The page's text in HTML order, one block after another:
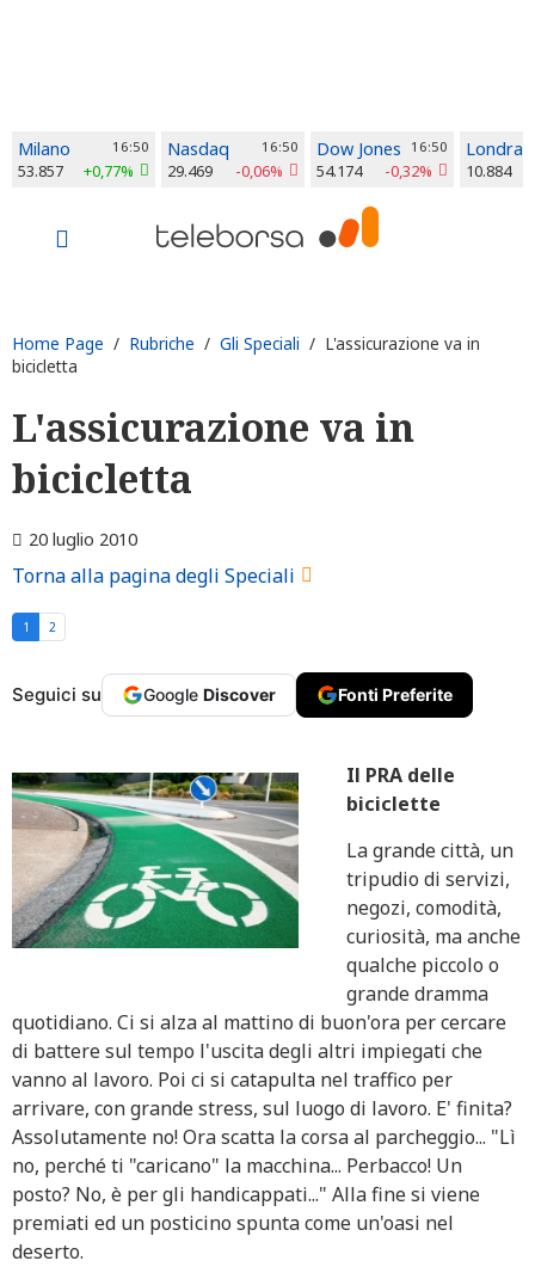
Milano 16:50
53.857 +0,77%
Nasdaq 16:50
29.469 -0,06%
Dow Jones 16:50
54.174 -0,32%
Londra
10.884
Home Page / Rubriche / Gli Speciali / L'assicurazione va in
bicicletta
L'assicurazione va in
bicicletta
20 luglio 2010
Torna alla pagina degli Speciali
1 2
Seguici su Google Discover Fonti Preferite
Il PRA delle
biciclette
La grande città, un
tripudio di servizi,
negozi, comodità,
curiosità, ma anche
qualche piccolo o
grande dramma
quotidiano. Ci si alza al mattino di buon'ora per cercare
di battere sul tempo l'uscita degli altri impiegati che
vanno al lavoro. Poi ci si catapulta nel traffico per
arrivare, con grande stress, sul luogo di lavoro. E' finita?
Assolutamente no! Ora scatta la corsa al parcheggio... "Lì
no, perché ti "caricano" la macchina... Perbacco! Un
posto? No, è per gli handicappati..." Alla fine si viene
premiati ed un posticino spunta come un'oasi nel
deserto.